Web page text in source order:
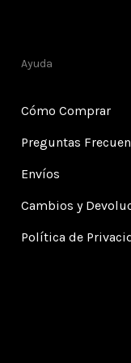
Ayuda
Cómo Comprar
Preguntas
Envíos
Cambios y
Política de